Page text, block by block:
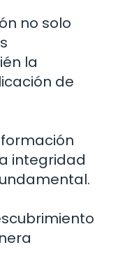
no solo
la
de
integridad